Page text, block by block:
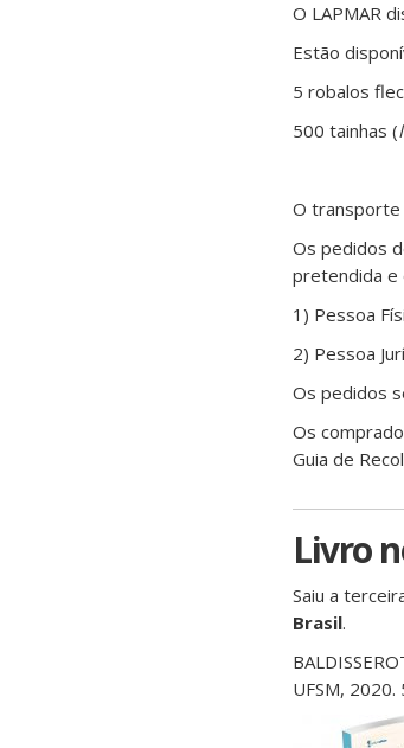
O LAPMAR
Estão
5 robalos
500 tainhas (
O transporte
Os pedidos
pretendida e
1) Pessoa
2) Pessoa
Os pedidos
Os
Guia de
Livro
Saiu a
Brasil.
UFSM, 2020.